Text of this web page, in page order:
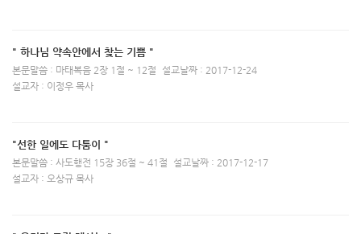
" 하나님 약속안에서 찾는 기쁨 "
본문말씀 : 마태복음 2장 1절 ~ 12절
설교날짜 : 2017-12-24
설교자 : 이정우 목사
"선한 일에도 다툼이 "
본문말씀 : 사도행전 15장 36절 ~ 41절
설교날짜 : 2017-12-17
설교자 : 오상규 목사